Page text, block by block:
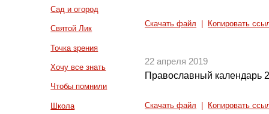
Сад и огород
Святой Лик
Точка зрения
Хочу все знать
Чтобы помнили
Школа
Скачать файл Копировать
22 апреля 2019
Православный календарь
Скачать файл Копировать